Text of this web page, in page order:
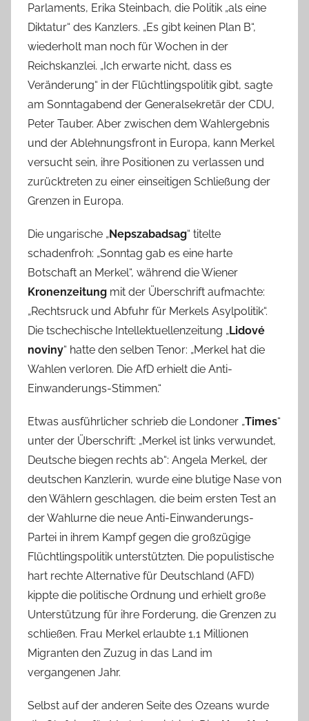
Parlaments, Erika Steinbach, die Politik „als eine
Diktatur“ des Kanzlers. „Es gibt keinen Plan B“,
wiederholt man noch für Wochen in der
Reichskanzlei. „Ich erwarte nicht, dass es
Veränderung“ in der Flüchtlingspolitik gibt, sagte
am Sonntagabend der Generalsekretär der CDU,
Peter Tauber. Aber zwischen dem Wahlergebnis
und der Ablehnungsfront in Europa, kann Merkel
versucht sein, ihre Positionen zu verlassen und
zurücktreten zu einer einseitigen Schließung der
Grenzen in Europa.
Die ungarische „Nepszabadsag“ titelte
schadenfroh: „Sonntag gab es eine harte
Botschaft an Merkel“, während die Wiener
Kronenzeitung mit der Überschrift aufmachte:
„Rechtsruck und Abfuhr für Merkels Asylpolitik“.
Die tschechische Intellektuellenzeitung „Lidové
noviny“ hatte den selben Tenor: „Merkel hat die
Wahlen verloren. Die AfD erhielt die Anti-
Einwanderungs-Stimmen.“
Etwas ausführlicher schrieb die Londoner „Times“
unter der Überschrift: „Merkel ist links verwundet,
Deutsche biegen rechts ab“: Angela Merkel, der
deutschen Kanzlerin, wurde eine blutige Nase von
den Wählern geschlagen, die beim ersten Test an
der Wahlurne die neue Anti-Einwanderungs-
Partei in ihrem Kampf gegen die großzügige
Flüchtlingspolitik unterstützten. Die populistische
hart rechte Alternative für Deutschland (AFD)
kippte die politische Ordnung und erhielt große
Unterstützung für ihre Forderung, die Grenzen zu
schließen. Frau Merkel erlaubte 1,1 Millionen
Migranten den Zuzug in das Land im
vergangenen Jahr.
Selbst auf der anderen Seite des Ozeans wurde